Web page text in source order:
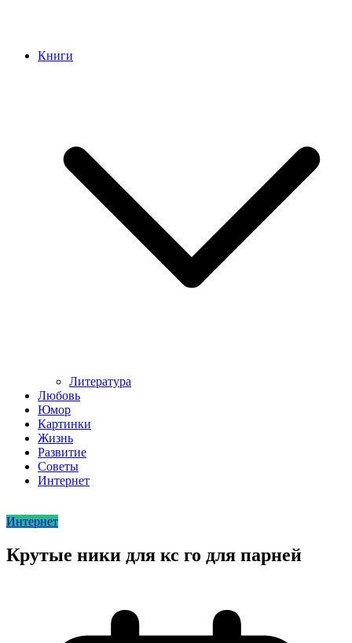
Книги
Литература
Любовь
Юмор
Картинки
Жизнь
Развитие
Советы
Интернет
Интернет
Крутые ники для кс го для парней